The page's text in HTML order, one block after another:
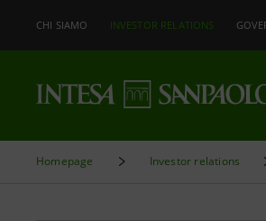
CHI SIAMO INVESTOR RELATIONS
Homepage Investor relations